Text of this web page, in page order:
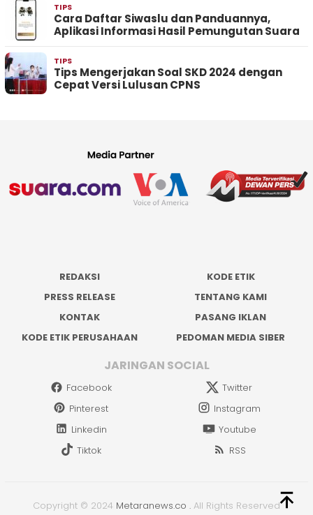
TIPS
Cara Daftar Siwaslu dan Panduannya,
Aplikasi Informasi Hasil Pemungutan Suara
TIPS
Tips Mengerjakan Soal SKD 2024 dengan
Cepat Versi Lulusan CPNS
REDAKSI
KODE ETIK
PRESS RELEASE
TENTANG KAMI
KONTAK
PASANG IKLAN
KODE ETIK PERUSAHAAN
PEDOMAN MEDIA SIBER
JARINGAN SOCIAL
Facebook
Twitter
Pinterest
Instagram
Linkedin
Youtube
Tiktok
RSS
Copyright © 2024 Metaranews.co . All Rights Reserved